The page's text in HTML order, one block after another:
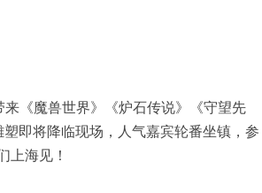
《魔兽世界》《炉石传说》《守望先
即将降临现场，人气嘉宾轮番坐镇，参
上海见！